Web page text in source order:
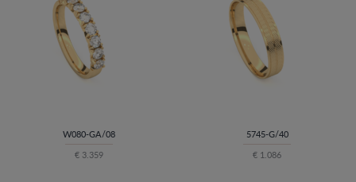
W080-GA/08
€ 3.359
5745-G/40
€ 1.086